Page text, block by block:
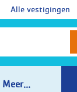
Alle vestigingen
Meer...